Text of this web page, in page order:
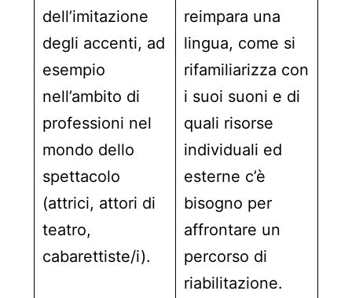
dell’imitazione
degli accenti, ad
esempio
nell’ambito di
professioni nel
mondo dello
spettacolo
(attrici, attori di
teatro,
cabarettiste/i).
reimpara una
lingua, come si
rifamiliarizza con
i suoi suoni e di
quali risorse
individuali ed
esterne c’è
bisogno per
affrontare un
percorso di
riabilitazione.